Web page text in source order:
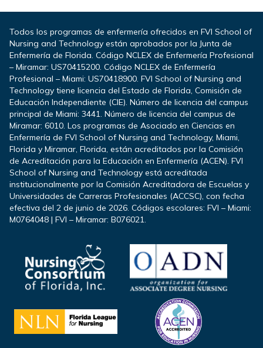
Todos los programas de enfermería ofrecidos en FVI School of
Nursing and Technology están aprobados por la Junta de
Enfermería de Florida. Código NCLEX de Enfermería Profesional
– Miramar: US70415200. Código NCLEX de Enfermería
Profesional – Miami: US70418900. FVI School of Nursing and
Technology tiene licencia del Estado de Florida, Comisión de
Educación Independiente (CIE). Número de licencia del campus
principal de Miami: 3441. Número de licencia del campus de
Miramar: 6010. Los programas de Asociado en Ciencias en
Enfermería de FVI School of Nursing and Technology, Miami,
Florida y Miramar, Florida, están acreditados por la Comisión
de Acreditación para la Educación en Enfermería (ACEN). FVI
School of Nursing and Technology está acreditada
institucionalmente por la Comisión Acreditadora de Escuelas y
Universidades de Carreras Profesionales (ACCSC), con fecha
efectiva del 2 de junio de 2026. Códigos escolares: FVI – Miami:
M0764048 | FVI – Miramar: B076021.